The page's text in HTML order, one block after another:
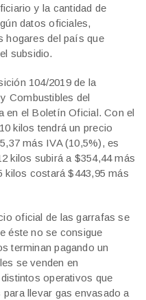
y la cantidad de
datos oficiales,
hogares del país que
subsidio.
104/2019 de la
Combustibles del
en el Boletín Oficial. Con el
kilos tendrá un precio
más IVA (10,5%), es
kilos subirá a $354,44 más
kilos costará $443,95 más
oficial de las garrafas se
éste no se consigue
terminan pagando un
se venden en
operativos que
llevar gas envasado a